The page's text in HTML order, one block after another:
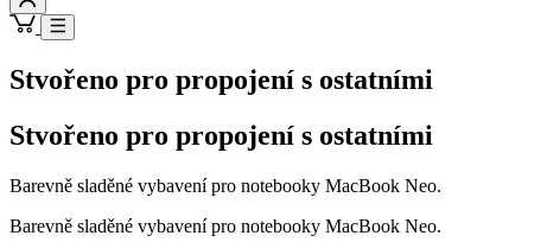
Stvořeno pro propojení s ostatními
Stvořeno pro propojení s ostatními
Barevně sladěné vybavení pro notebooky MacBook Neo.
Barevně sladěné vybavení pro notebooky MacBook Neo.